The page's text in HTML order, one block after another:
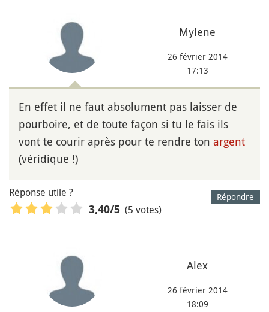
Mylene
26 février 2014
17:13
En effet il ne faut absolument pas laisser de
pourboire, et de toute façon si tu le fais ils
vont te courir après pour te rendre ton argent
(véridique !)
Répondre
Réponse utile ?
3,40/5 (5 votes)
Alex
26 février 2014
18:09